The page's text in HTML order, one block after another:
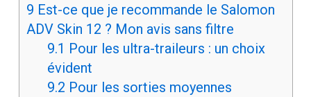
9 Est-ce que je recommande le Salomon
ADV Skin 12 ? Mon avis sans filtre
9.1 Pour les ultra-traileurs : un choix
évident
9.2 Pour les sorties moyennes